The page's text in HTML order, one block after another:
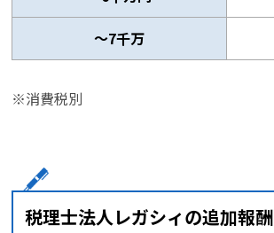
〜7千万
※消費税別
税理士法人レガシィの追加報酬